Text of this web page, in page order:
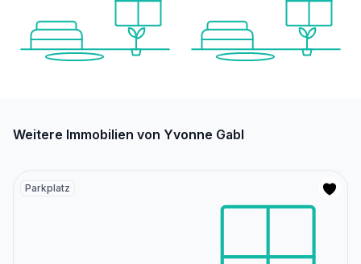
Weitere Immobilien von Yvonne Gabl
Parkplatz